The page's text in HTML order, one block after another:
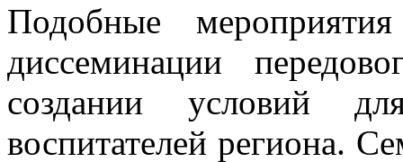
Подобные
диссеминации
создании условий
воспитателей региона.